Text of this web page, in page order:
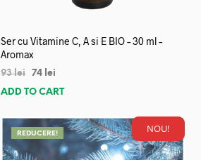
Ser cu Vitamine C, A si E BIO – 30 ml –
Aromax
93lei 74 lei
ADD TO CART
NOU!
REDUCERE!